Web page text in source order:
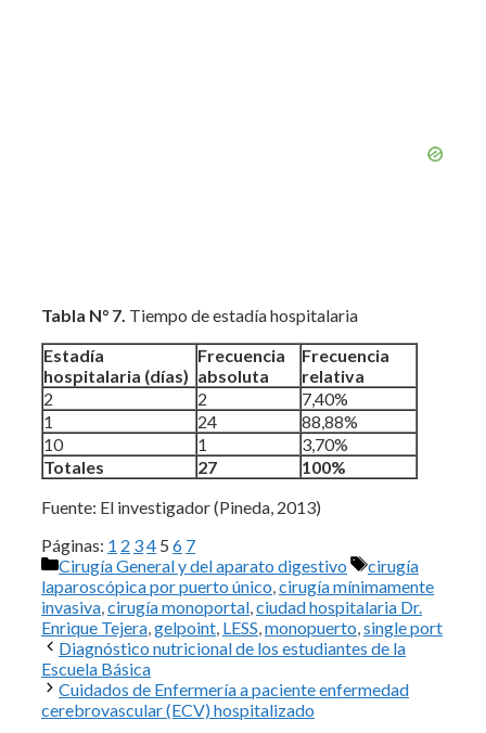
Tabla N° 7. Tiempo de estadía hospitalaria
Estadía
hospitalaria (días)
Frecuencia
absoluta
Frecuencia
relativa
2
2
7,40%
1
24
88,88%
10
1
3,70%
Totales
27
100%
Fuente: El investigador (Pineda, 2013)
Páginas: 1 2 34 5 6 7
Categorías
Cirugía General y del aparato digestivo Etiquetas
cirugía
laparoscópica por puerto único cirugía mínimamente
invasiva cirugía monoportal ciudad hospitalaria Dr.
Enrique Tejera gelpoint LESS monopuerto single port
Diagnóstico nutricional de los estudiantes de la
Escuela Básica
Cuidados de Enfermería a paciente enfermedad
cerebrovascular (ECV) hospitalizado